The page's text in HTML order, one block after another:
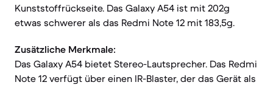
Kunststoffrückseite. Das Galaxy A54 ist mit 202g
etwas schwerer als das Redmi Note 12 mit 183,5g.
Zusätzliche Merkmale:
Das Galaxy A54 bietet Stereo-Lautsprecher. Das Redmi
Note 12 verfügt über einen IR-Blaster, der das Gerät als